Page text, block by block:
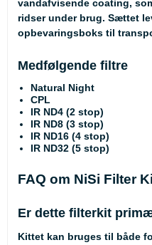
vandafvisende coating,
ridser under brug. Sættet
opbevaringsboks til
Medfølgende filtre
Natural Night
CPL
IR ND4 (2 stop)
IR ND8 (3 stop)
IR ND16 (4 stop)
IR ND32 (5 stop)
FAQ om NiSi Filter
Er dette filterkit
Kittet kan bruges til både